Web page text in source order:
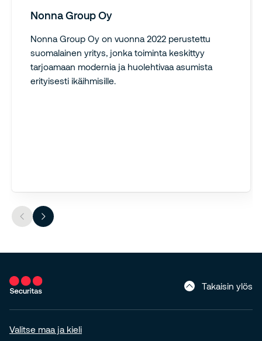
Nonna Group Oy
Nonna Group Oy on vuonna 2022 perustettu
suomalainen yritys, jonka toiminta keskittyy
tarjoamaan modernia ja huolehtivaa asumista
erityisesti ikäihmisille.
Takaisin ylös
Valitse maa ja kieli